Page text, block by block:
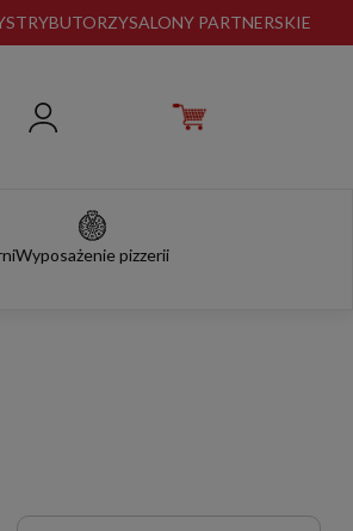
SALONY PARTNERSKIE
Wyposażenie pizzerii